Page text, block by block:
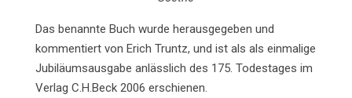
Das benannte Buch wurde herausgegeben und
kommentiert von Erich Truntz, und ist als als einmalige
Jubiläumsausgabe anlässlich des 175. Todestages im
Verlag C.H.Beck 2006 erschienen.